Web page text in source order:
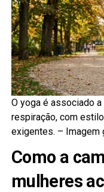
O yoga é associado
respiração, com
exigentes. – Imagem
Como a
mulheres